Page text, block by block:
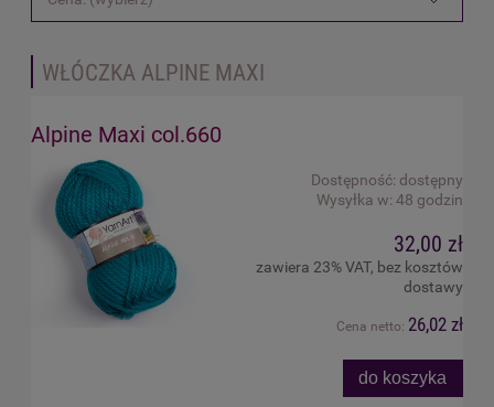
WŁÓCZKA ALPINE MAXI
Alpine Maxi col.660
Dostępność: dostępny
Wysyłka w: 48 godzin
32,00 zł
zawiera 23% VAT, bez kosztów
dostawy
Cena netto: 26,02 zł
do koszyka